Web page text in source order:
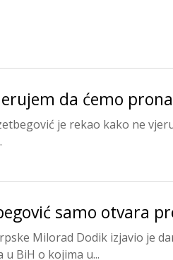
da ćemo
je rekao kako ne
samo otvara
Milorad Dodik izjavio je
BiH o kojima u...